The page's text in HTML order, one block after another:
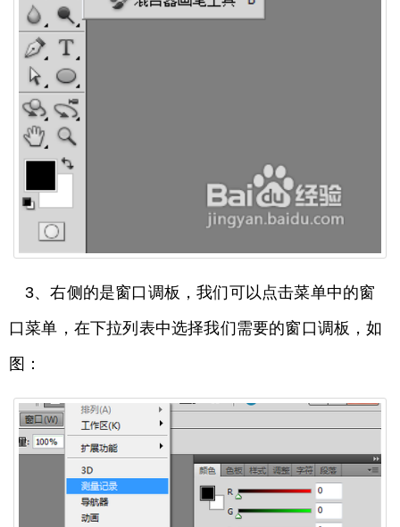
3、右侧的是窗口调板，我们可以点击菜单中的窗
口菜单，在下拉列表中选择我们需要的窗口调板，如
图：